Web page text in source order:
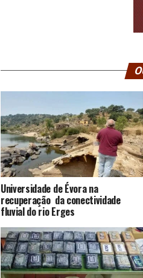
Universidade de Évora na
recuperação da conectividade
fluvial do rio Erges